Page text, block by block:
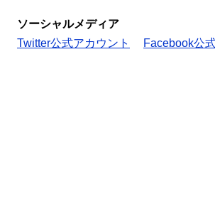
ソーシャルメディア
Twitter公式アカウント
Facebook公